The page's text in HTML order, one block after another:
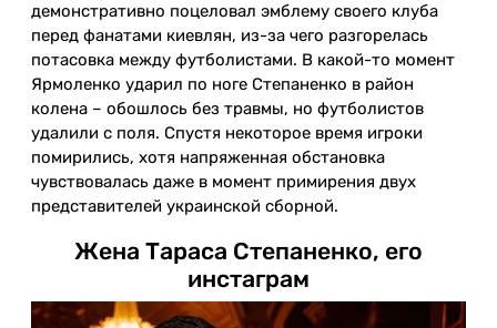
демонстративно поцеловал эмблему своего клуба
перед фанатами киевлян, из-за чего разгорелась
потасовка между футболистами. В какой-то момент
Ярмоленко ударил по ноге Степаненко в район
колена – обошлось без травмы, но футболистов
удалили с поля. Спустя некоторое время игроки
помирились, хотя напряженная обстановка
чувствовалась даже в момент примирения двух
представителей украинской сборной.
Жена Тараса Степаненко, его
инстаграм